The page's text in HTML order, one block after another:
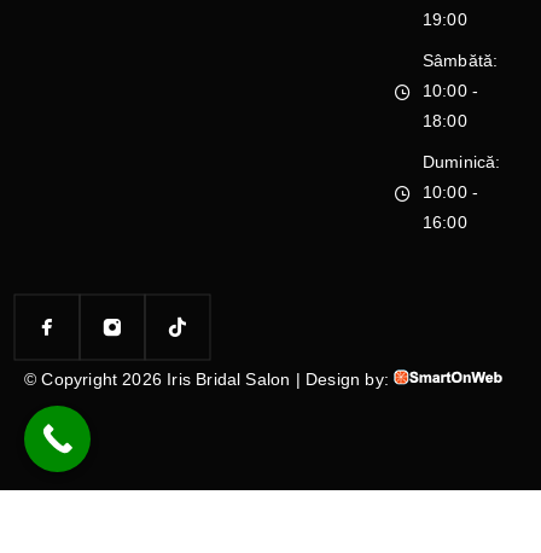
19:00
Sâmbătă:
10:00 -
18:00
Duminică:
10:00 -
16:00
© Copyright 2026 Iris Bridal Salon | Design by: